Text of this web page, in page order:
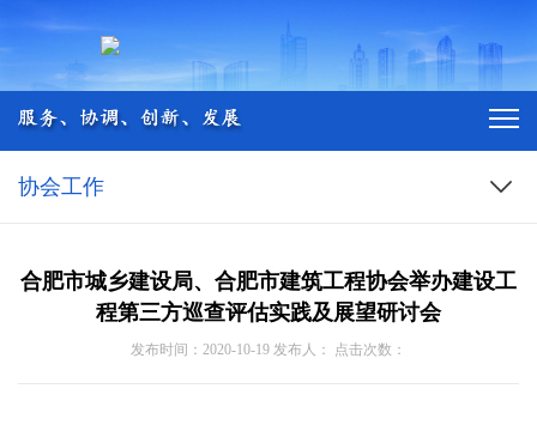
协会工作
合肥市城乡建设局、合肥市建筑工程协会举办建设工
程第三方巡查评估实践及展望研讨会
发布时间：2020-10-19 发布人： 点击次数：